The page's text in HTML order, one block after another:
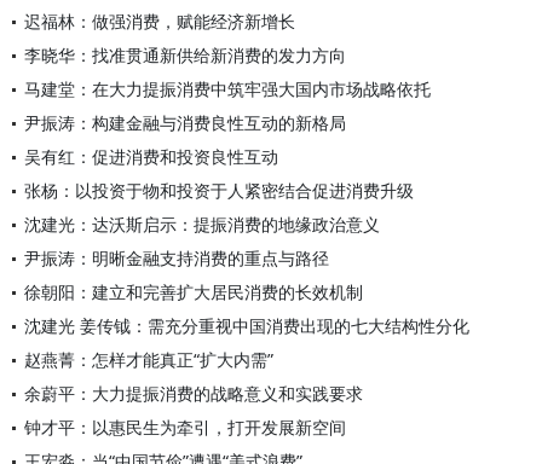
迟福林：做强消费，赋能经济新增长
李晓华：找准贯通新供给新消费的发力方向
马建堂：在大力提振消费中筑牢强大国内市场战略依托
尹振涛：构建金融与消费良性互动的新格局
吴有红：促进消费和投资良性互动
张杨：以投资于物和投资于人紧密结合促进消费升级
沈建光：达沃斯启示：提振消费的地缘政治意义
尹振涛：明晰金融支持消费的重点与路径
徐朝阳：建立和完善扩大居民消费的长效机制
沈建光 姜传钺：需充分重视中国消费出现的七大结构性分化
赵燕菁：怎样才能真正“扩大内需”
余蔚平：大力提振消费的战略意义和实践要求
钟才平：以惠民生为牵引，打开发展新空间